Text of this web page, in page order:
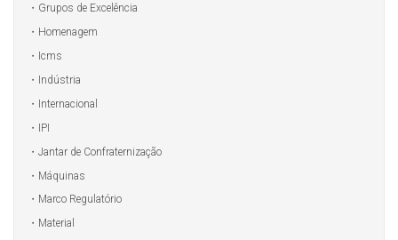
Grupos de Excelência
Homenagem
Icms
Indústria
Internacional
IPI
Jantar de Confraternização
Máquinas
Marco Regulatório
Material